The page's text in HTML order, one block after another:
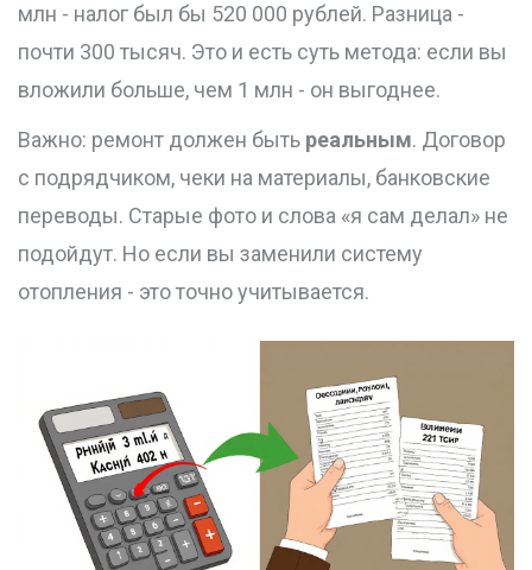
млн - налог был бы 520 000 рублей. Разница -
почти 300 тысяч. Это и есть суть метода: если вы
вложили больше, чем 1 млн - он выгоднее.
Важно: ремонт должен быть реальным. Договор
с подрядчиком, чеки на материалы, банковские
переводы. Старые фото и слова «я сам делал» не
подойдут. Но если вы заменили систему
отопления - это точно учитывается.